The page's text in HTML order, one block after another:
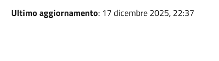
Ultimo aggiornamento: 17 dicembre 2025, 22:37